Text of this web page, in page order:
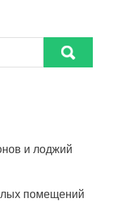
и лоджий
помещений